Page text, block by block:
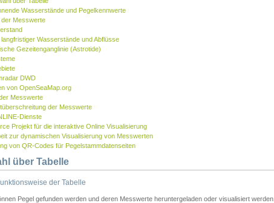
Wasserstände und Pegelkennwerte
Messwerte
langfristiger Wasserstände und Abflüsse
Gezeitenganglinie (Astrotide)
DWD
von OpenSeaMap.org
Messwerte
der Messwerte
Dienste
Projekt für die interaktive Online Visualisierung
zur dynamischen Visualisierung von Messwerten
von QR-Codes für Pegelstammdatenseiten
über Tabelle
der Tabelle
Pegel gefunden werden und deren Messwerte heruntergeladen oder visualisiert werden.